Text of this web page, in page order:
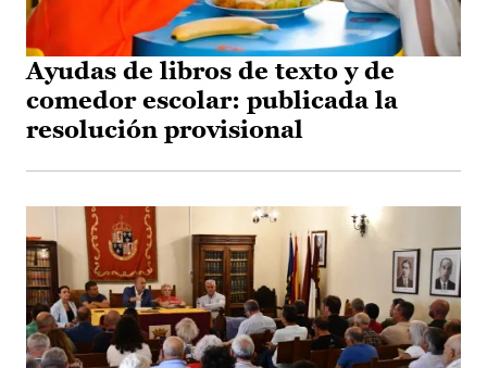
Ayudas de libros de texto y de
comedor escolar: publicada la
resolución provisional